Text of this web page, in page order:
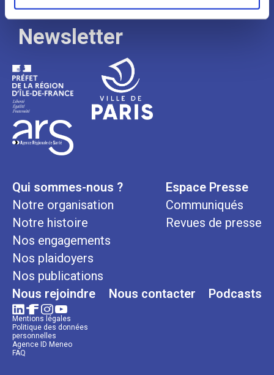
Newsletter
Qui sommes-nous ?
Notre organisation
Notre histoire
Nos engagements
Nos plaidoyers
Nos publications
Espace Presse
Communiqués
Revues de presse
Nous rejoindre Nous contacter Podcasts
Mentions légales
Politique des données
personnelles
Agence ID Meneo
FAQ